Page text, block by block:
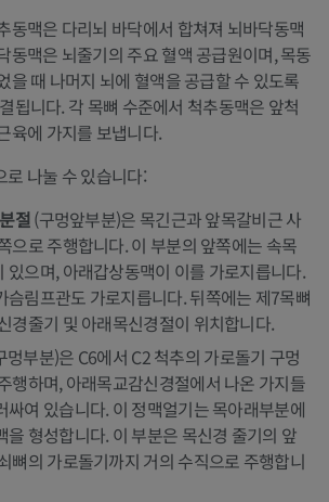
동맥은 다리뇌 바닥에서 합쳐져 뇌바닥동맥
동맥은 뇌줄기의 주요 혈액 공급원이며, 목동
을 때 나머지 뇌에 혈액을 공급할 수 있도록
됩니다. 각 목뼈 수준에서 척추동맥은 앞척
육에 가지를 보냅니다.
로 나눌 수 있습니다:
절(구멍앞부분)은 목긴근과 앞목갈비근 사
으로 주행합니다. 이 부분의 앞쪽에는 속목
있으며, 아래갑상동맥이 이를 가로지릅니다.
슴림프관도 가로지릅니다. 뒤쪽에는 제7목뼈
경줄기 및 아래목신경절이 위치합니다.
멍부분)은 C6에서 C2 척추의 가로돌기 구멍
행하며, 아래목교감신경절에서 나온 가지들
싸여 있습니다. 이 정맥얼기는 목아래부분에
을 형성합니다. 이 부분은 목신경 줄기의 앞
뼈의 가로돌기까지 거의 수직으로 주행합니